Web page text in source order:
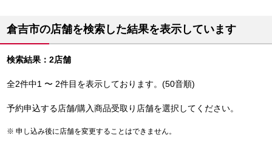
倉吉市の店舗を検索した結果を表示しています
検索結果：2店舗
全2件中1 〜 2件目を表示しております。(50音順)
予約申込する店舗/購入商品受取り店舗を選択してください。
申し込み後に店舗を変更することはできません。